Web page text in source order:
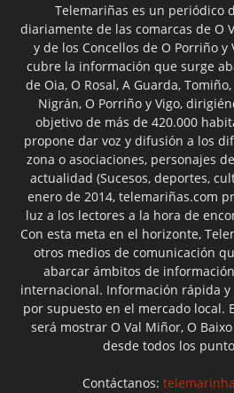
Telemariñas es un periódico
diariamente de las comarcas de O
y de los Concellos de O Porriño y
cubre la información que surge
de Oia, O Rosal, A Guarda,
Nigrán, O Porriño y Vigo,
objetivo de más de 420.000
propone dar voz y difusión a los
zona o asociaciones, personajes
actualidad (Sucesos, deportes,
enero de 2014, telemariñas.com
luz a los lectores a la hora de
Con esta meta en el horizonte,
otros medios de comunicación
abarcar ámbitos de
internacional. Información rápida
por supuesto en el mercado local.
será mostrar O Val Miñor, O
desde todos los
Contáctanos: